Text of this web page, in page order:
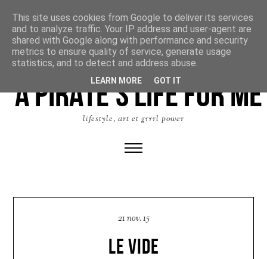
lifestyle, art et grrrl power
21 nov. 15
LE VIDE
This site uses cookies from Google to deliver its services
and to analyze traffic. Your IP address and user-agent are
shared with Google along with performance and security
metrics to ensure quality of service, generate usage
statistics, and to detect and address abuse.
LEARN MORE GOT IT